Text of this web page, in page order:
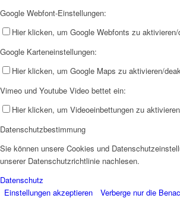
Google Webfont-Einstellungen:
Hier klicken, um Google Webfonts zu
Google Karteneinstellungen:
Hier klicken, um Google Maps zu aktivieren/
Vimeo und Youtube Video bettet ein:
Hier klicken, um Videoeinbettungen zu
Datenschutzbestimmung
Sie können unsere Cookies und
unserer Datenschutzrichtlinie nachlesen.
Datenschutz
Einstellungen akzeptieren
Verberge nur die